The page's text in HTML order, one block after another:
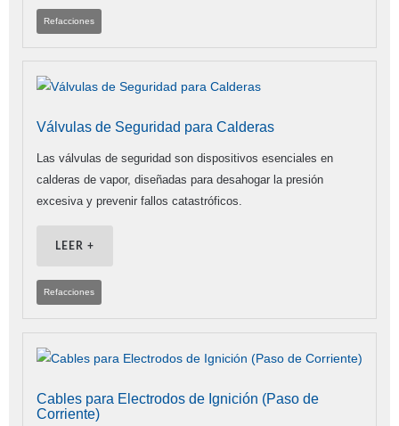
Refacciones
Válvulas de Seguridad para Calderas
Las válvulas de seguridad son dispositivos esenciales en
calderas de vapor, diseñadas para desahogar la presión
excesiva y prevenir fallos catastróficos.
LEER +
Refacciones
Cables para Electrodos de Ignición (Paso de
Corriente)